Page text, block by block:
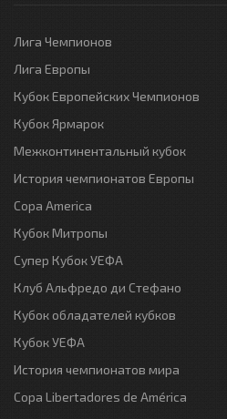
Лига Чемпионов
Лига Европы
Кубок Европейских Чемпионов
Кубок Ярмарок
Межконтинентальный кубок
История чемпионатов Европы
Copa America
Кубок Митропы
Супер Кубок УЕФА
Клуб Альфредо ди Стефано
Кубок обладателей кубков
Кубок УЕФА
История чемпионатов мира
Copa Libertadores de América